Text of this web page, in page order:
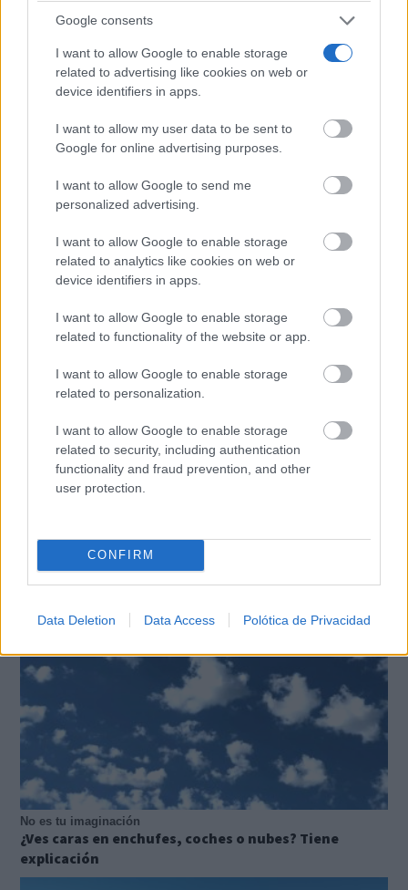
Google consents
I want to allow Google to enable storage
related to advertising like cookies on web or
device identifiers in apps.
I want to allow my user data to be sent to
Google for online advertising purposes.
I want to allow Google to send me
personalized advertising.
I want to allow Google to enable storage
related to analytics like cookies on web or
device identifiers in apps.
I want to allow Google to enable storage
related to functionality of the website or app.
I want to allow Google to enable storage
related to personalization.
I want to allow Google to enable storage
related to security, including authentication
functionality and fraud prevention, and other
user protection.
CONFIRM
Data Deletion Data Access Polótica de Privacidad
Un verdadero MMORPG de la vieja escuela ¡Cómo los
útiles
No es tu imaginación
¿Ves caras en enchufes, coches o nubes? Tiene
explicación